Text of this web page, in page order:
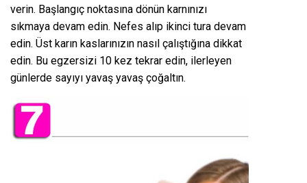
verin. Başlangıç noktasına dönün karnınızı
sıkmaya devam edin. Nefes alıp ikinci tura devam
edin. Üst karın kaslarınızın nasıl çalıştığına dikkat
edin. Bu egzersizi 10 kez tekrar edin, ilerleyen
günlerde sayıyı yavaş yavaş çoğaltın.